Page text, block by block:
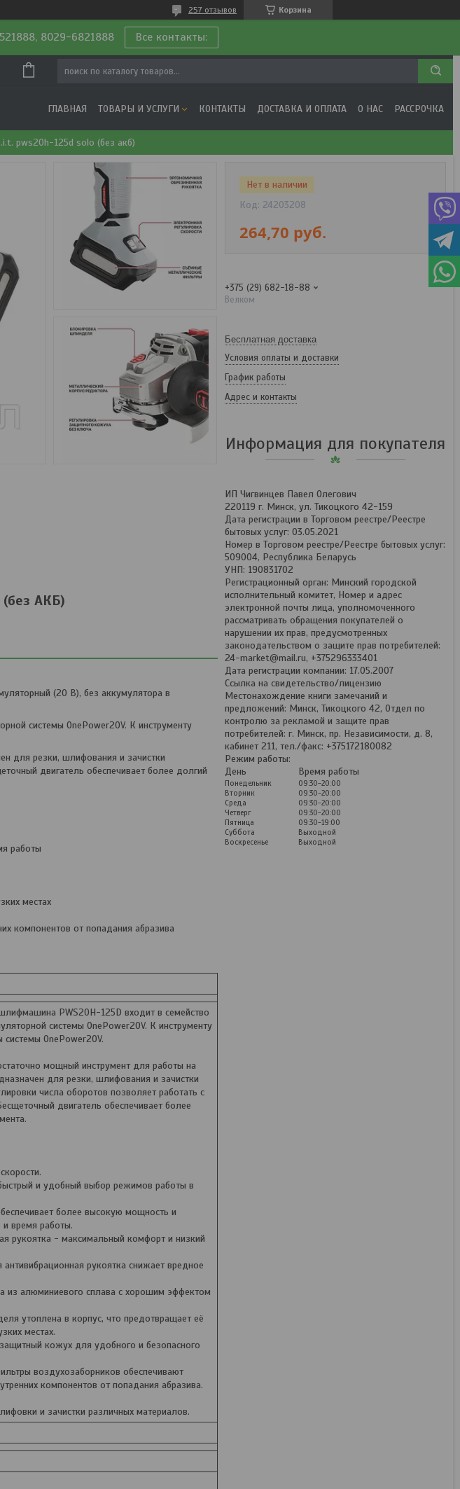
Корзина
257 отзывов
8029-6821888 Все контакты:
ГЛАВНАЯ ТОВАРЫ И УСЛУГИ КОНТАКТЫ ДОСТАВКА И ОПЛАТА О НАС РАССРОЧКА
pws20h-125d solo (без акб)
(без АКБ)
(20 В), без аккумулятора в
системы OnePower20V. К инструменту
для резки, шлифования и зачистки
двигатель обеспечивает более долгий
работы
местах
компонентов от попадания абразива
PWS20H-125D входит в семейство
системы OnePower20V. К инструменту
OnePower20V.
мощный инструмент для работы на
для резки, шлифования и зачистки
числа оборотов позволяет работать с
двигатель обеспечивает более
и удобный выбор режимов работы в
более высокую мощность и
и время работы.
рукоятка - максимальный комфорт и низкий
рукоятка снижает вредное
из алюминиевого сплава с хорошим эффектом
утоплена в корпус, что предотвращает её
местах.
кожух для удобного и безопасного
воздухозаборников обеспечивают
компонентов от попадания абразива.
и зачистки различных материалов.
Нет в наличии
Код: 24203208
264,70 руб.
+375 (29) 682-18-88
Велком
Бесплатная доставка
Условия оплаты и доставки
График работы
Адрес и контакты
Информация для покупателя
ИП Чигвинцев Павел Олегович
220119 г. Минск, ул. Тикоцкого 42-159
Дата регистрации в Торговом реестре/Реестре
бытовых услуг: 03.05.2021
Номер в Торговом реестре/Реестре бытовых услуг:
509004, Республика Беларусь
УНП: 190831702
Регистрационный орган: Минский городской
исполнительный комитет, Номер и адрес
электронной почты лица, уполномоченного
рассматривать обращения покупателей о
нарушении их прав, предусмотренных
законодательством о защите прав потребителей:
24-market@mail.ru, +375296333401
Дата регистрации компании: 17.05.2007
Ссылка на свидетельство/лицензию
Местонахождение книги замечаний и
предложений: Минск, Тикоцкого 42, Отдел по
контролю за рекламой и защите прав
потребителей: г. Минск, пр. Независимости, д. 8,
кабинет 211, тел./факс: +375172180082
Режим работы:
День
Время работы
Понедельник
09:30-20:00
Вторник
09:30-20:00
Среда
09:30-20:00
Четверг
09:30-20:00
Пятница
09:30-19:00
Суббота
Выходной
Воскресенье
Выходной